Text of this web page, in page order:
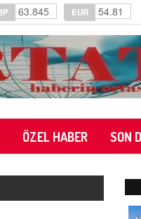
63.845 EUR 54.81
ÖZEL HABER SON